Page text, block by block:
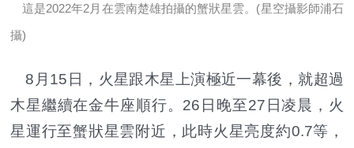
這是2022年2月在雲南楚雄拍攝的蟹狀星雲。(星空攝影師浦石
攝)
8月15日，火星跟木星上演極近一幕後，就超過
木星繼續在金牛座順行。26日晚至27日凌晨，火
星運行至蟹狀星雲附近，此時火星亮度約0.7等，